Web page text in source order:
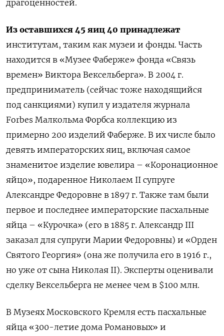
драгоценностей.
Из оставшихся 45 яиц 40 принадлежат
институтам, таким как музеи и фонды. Часть
находится в «Музее Фаберже» фонда «Связь
времен» Виктора Вексельберга». В 2004 г.
предприниматель (сейчас тоже находящийся
под санкциями) купил у издателя журнала
Forbes Малкольма Форбса коллекцию из
примерно 200 изделий Фаберже. В их числе было
девять императорских яиц, включая самое
знаменитое изделие ювелира – «Коронационное
яйцо», подаренное Николаем II супруге
Александре Федоровне в 1897 г. Также там были
первое и последнее императорские пасхальные
яйца – «Курочка» (его в 1885 г. Александр III
заказал для супруги Марии Федоровны) и «Орден
Святого Георгия» (она же получила его в 1916 г.,
но уже от сына Николая II). Эксперты оценивали
сделку Вексельберга не менее чем в $100 млн.
В Музеях Московского Кремля есть пасхальные
яйца «300-летие дома Романовых» и